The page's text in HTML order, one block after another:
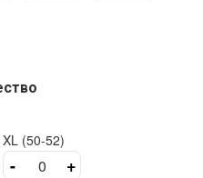
XL (50-52)
- +